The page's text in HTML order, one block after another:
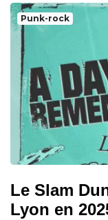
Punk-rock
Le Slam
Lyon en